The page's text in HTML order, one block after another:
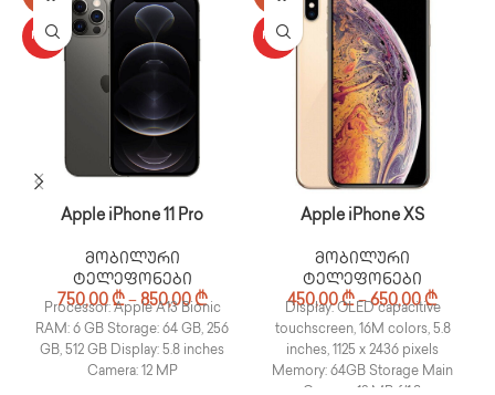
HOT
Apple iPhone 11 Pro
მობილური
ტელეფონები
750,00₾ – 850,00₾
Processor: Apple A13 Bionic
RAM: 6 GB Storage: 64 GB, 256
GB, 512 GB Display: 5.8 inches
Camera: 12 MP
HOT
Apple iPhone XS
მობილური
ტელეფონები
450,00₾ – 650,00₾
Display: OLED capacitive
touchscreen, 16M colors, 5.8
inches, 1125 x 2436 pixels
Memory: 64GB Storage Main